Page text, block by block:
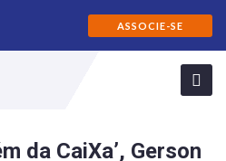
ASSOCIE-SE
da CaiXa’, Gerson